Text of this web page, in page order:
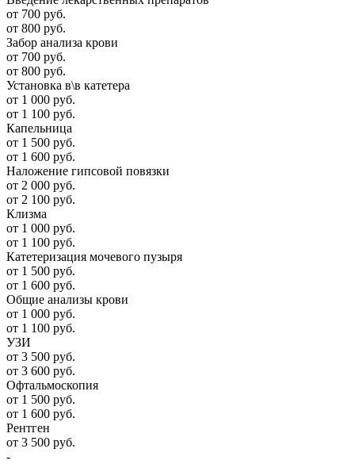
от 700 руб.
от 800 руб.
Забор анализа крови
от 700 руб.
от 800 руб.
Установка в\в катетера
от 1 000 руб.
от 1 100 руб.
Капельница
от 1 500 руб.
от 1 600 руб.
Наложение гипсовой повязки
от 2 000 руб.
от 2 100 руб.
Клизма
от 1 000 руб.
от 1 100 руб.
Катетеризация мочевого пузыря
от 1 500 руб.
от 1 600 руб.
Общие анализы крови
от 1 000 руб.
от 1 100 руб.
УЗИ
от 3 500 руб.
от 3 600 руб.
Офтальмоскопия
от 1 500 руб.
от 1 600 руб.
Рентген
от 3 500 руб.
-